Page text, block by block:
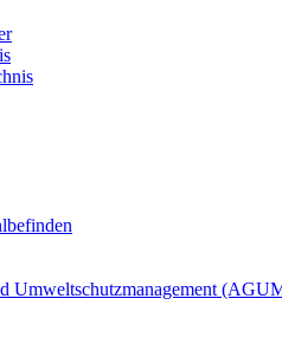
Umweltschutzmanagement